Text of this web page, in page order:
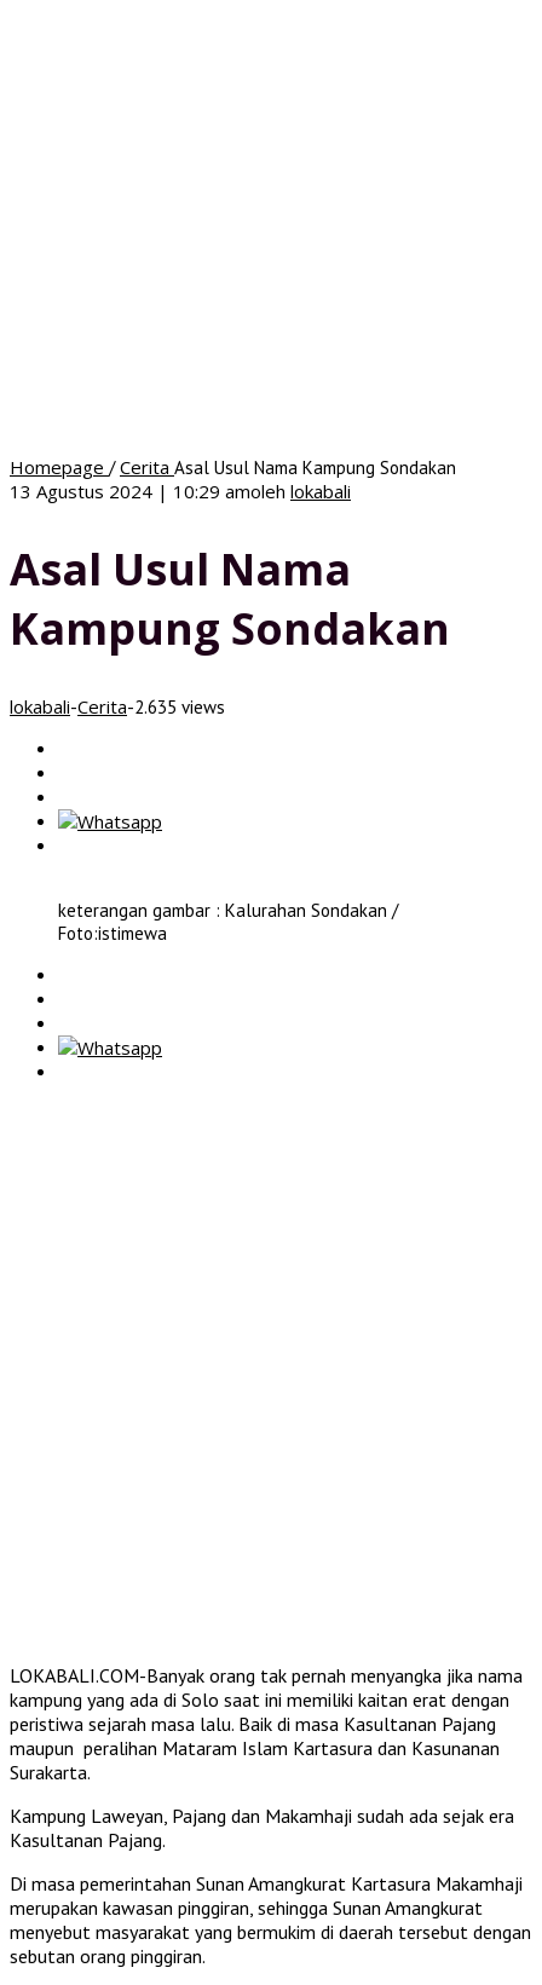
Homepage / Cerita Asal Usul Nama Kampung Sondakan
13 Agustus 2024 | 10:29 amoleh lokabali
Asal Usul Nama
Kampung Sondakan
lokabali-Cerita-2.635 views
keterangan gambar : Kalurahan Sondakan /
Foto:istimewa
LOKABALI.COM-Banyak orang tak pernah menyangka jika nama
kampung yang ada di Solo saat ini memiliki kaitan erat dengan
peristiwa sejarah masa lalu. Baik di masa Kasultanan Pajang
maupun peralihan Mataram Islam Kartasura dan Kasunanan
Surakarta.
Kampung Laweyan, Pajang dan Makamhaji sudah ada sejak era
Kasultanan Pajang.
Di masa pemerintahan Sunan Amangkurat Kartasura Makamhaji
merupakan kawasan pinggiran, sehingga Sunan Amangkurat
menyebut masyarakat yang bermukim di daerah tersebut dengan
sebutan orang pinggiran.